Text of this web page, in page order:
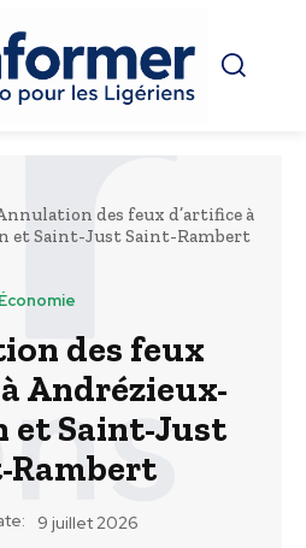
des feux d’artifice à
et Saint-Just Saint-Rambert
Économie
des feux
Andrézieux-
et Saint-Just
Rambert
9 juillet 2026